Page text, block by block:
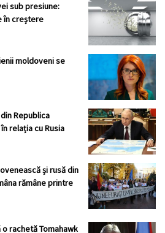
sub presiune:
în creștere
moldoveni se
Republica
relația cu Rusia
și rusă din
rămâne printre
rachetă Tomahawk